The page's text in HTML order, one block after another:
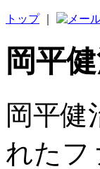
トップ｜
岡平
岡平健
れたフ